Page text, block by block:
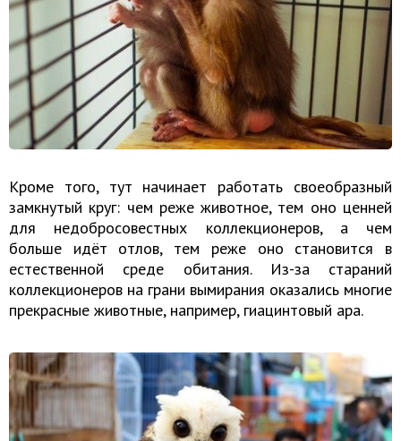
Кроме того, тут начинает работать своеобразный
замкнутый круг: чем реже животное, тем оно ценней
для недобросовестных коллекционеров, а чем
больше идёт отлов, тем реже оно становится в
естественной среде обитания. Из-за стараний
коллекционеров на грани вымирания оказались многие
прекрасные животные, например, гиацинтовый ара.